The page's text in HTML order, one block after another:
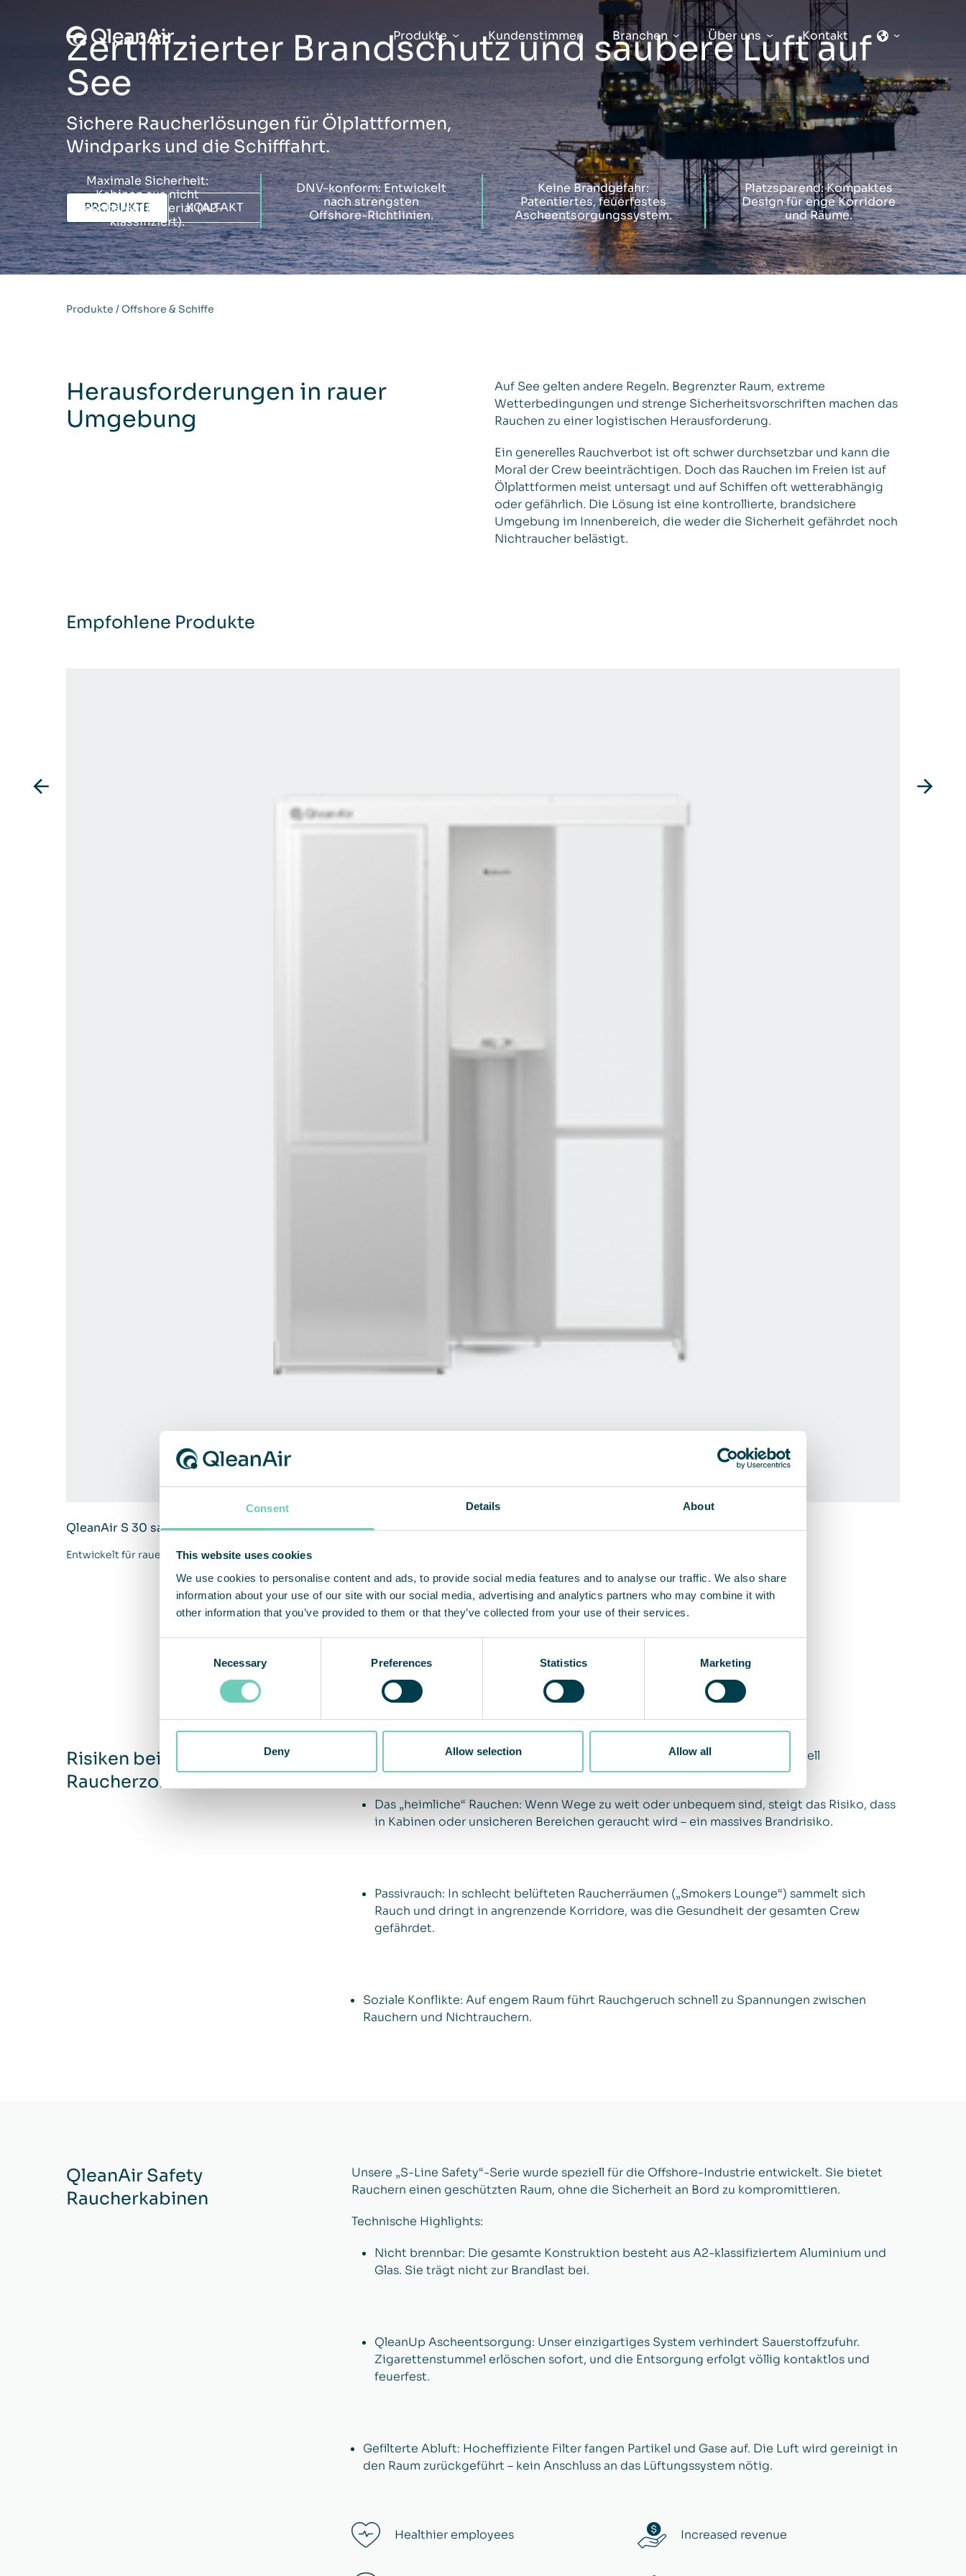
Consent Details About
This website uses cookies
We use cookies to personalise content and ads, to provide social media features and to analyse our traffic. We also share
information about your use of our site with our social media, advertising and analytics partners who may combine it with
other information that you’ve provided to them or that they’ve collected from your use of their services.
Necessary Preferences Statistics Marketing
Deny Allow selection Allow all
Produkte
Kundenstimmen Branchen Über uns Kontakt
Zertifizierter Brandschutz und saubere Luft auf
See
Sichere Raucherlösungen für Ölplattformen,
Windparks und die Schifffahrt.
PRODUKTE KONTAKT
Maximale Sicherheit:
Kabinen aus nicht
brennbarem Material (A2-
klassifiziert).
DNV-konform: Entwickelt
nach strengsten
Offshore-Richtlinien.
Keine Brandgefahr:
Patentiertes, feuerfestes
Ascheentsorgungssystem.
Platzsparend: Kompaktes
Design für enge Korridore
und Räume.
Produkte /Offshore & Schiffe
Herausforderungen in rauer
Umgebung
Auf See gelten andere Regeln. Begrenzter Raum, extreme
Wetterbedingungen und strenge Sicherheitsvorschriften machen das
Rauchen zu einer logistischen Herausforderung.
Ein generelles Rauchverbot ist oft schwer durchsetzbar und kann die
Moral der Crew beeinträchtigen. Doch das Rauchen im Freien ist auf
Ölplattformen meist untersagt und auf Schiffen oft wetterabhängig
oder gefährlich. Die Lösung ist eine kontrollierte, brandsichere
Umgebung im Innenbereich, die weder die Sicherheit gefährdet noch
Nichtraucher belästigt.
Empfohlene Produkte
QleanAir S 30 safety
Entwickelt für raue Umgebungen mit hohen Sicherheitsanforderungen
ENTDECKEN SIE UNSERE PRODUKTE
Risiken bei unzureichenden
Raucherzonen
Wenn keine adäquaten Raucherbereiche zur Verfügung stehen, entstehen schnell
Sicherheitslücken:
Das „heimliche“ Rauchen: Wenn Wege zu weit oder unbequem sind, steigt das Risiko, dass
in Kabinen oder unsicheren Bereichen geraucht wird – ein massives Brandrisiko.
Passivrauch: In schlecht belüfteten Raucherräumen („Smokers Lounge“) sammelt sich
Rauch und dringt in angrenzende Korridore, was die Gesundheit der gesamten Crew
gefährdet.
Soziale Konflikte: Auf engem Raum führt Rauchgeruch schnell zu Spannungen zwischen
Rauchern und Nichtrauchern.
QleanAir Safety
Raucherkabinen
Unsere „S-Line Safety“-Serie wurde speziell für die Offshore-Industrie entwickelt. Sie bietet
Rauchern einen geschützten Raum, ohne die Sicherheit an Bord zu kompromittieren.
Technische Highlights:
Nicht brennbar: Die gesamte Konstruktion besteht aus A2-klassifiziertem Aluminium und
Glas. Sie trägt nicht zur Brandlast bei.
QleanUp Ascheentsorgung: Unser einzigartiges System verhindert Sauerstoffzufuhr.
Zigarettenstummel erlöschen sofort, und die Entsorgung erfolgt völlig kontaktlos und
feuerfest.
Gefilterte Abluft: Hocheffiziente Filter fangen Partikel und Gase auf. Die Luft wird gereinigt in
den Raum zurückgeführt – kein Anschluss an das Lüftungssystem nötig.
Healthier employees Increased revenue